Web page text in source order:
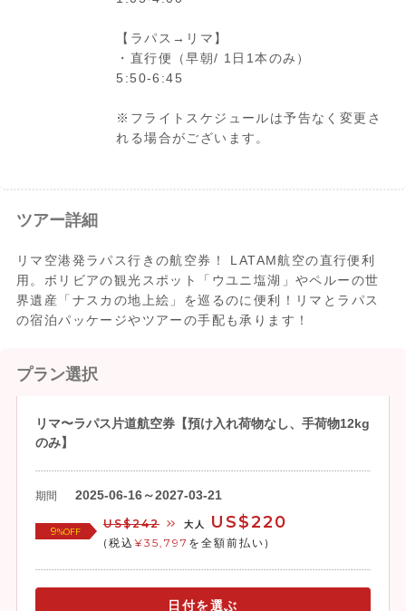
【ラパス→リマ】
・直行便（早朝/ 1日1本のみ）
5:50-6:45
※フライトスケジュールは予告なく変更さ
れる場合がございます。
ツアー詳細
リマ空港発ラパス行きの航空券！ LATAM航空の直行便利
用。ボリビアの観光スポット「ウユニ塩湖」やペルーの世
界遺産「ナスカの地上絵」を巡るのに便利！リマとラパス
の宿泊パッケージやツアーの手配も承ります！
プラン選択
リマ〜ラパス片道航空券【預け入れ荷物なし、手荷物12kg
のみ】
期間 2025-06-16～2027-03-21
9%OFF
US$242 大人 US$220
(税込 ¥35,797 を全額前払い)
日付を選ぶ